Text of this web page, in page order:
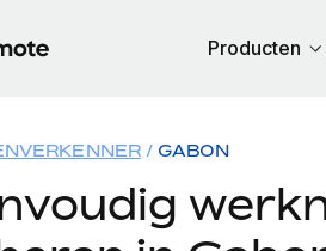
Producten
GABON